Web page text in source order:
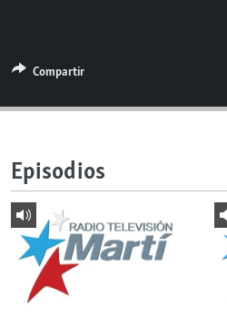
ESPECIALES
LA REALIDAD DE LA VIVIENDA
KENTU-CUBANO
LOS SANTOS DE HIALEAH
DESINFORMACIÓN RUSA EN
LA INVASIÓN DE RUSIA A
MULTIMEDIA
EDITORIALES
SÍGUENOS
Compartir
Episodios